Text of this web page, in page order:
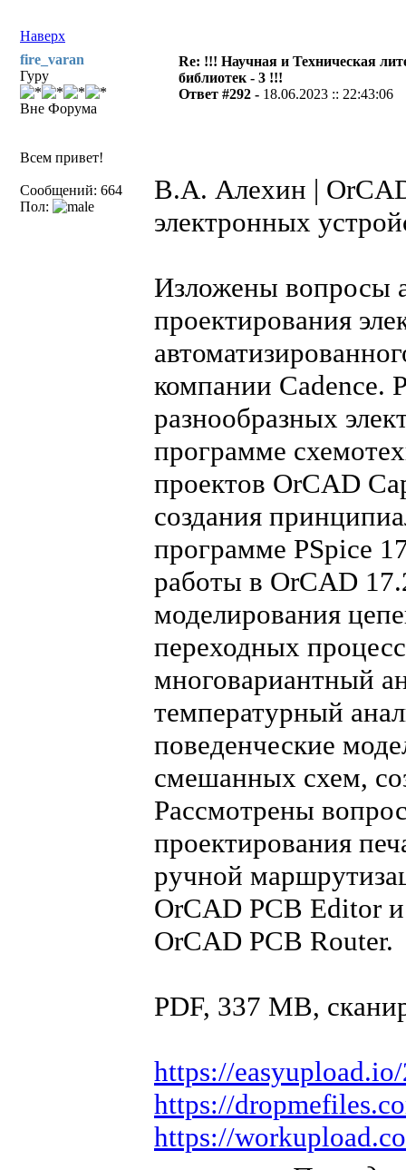
Наверх
fire_varan
Гуру
Вне Форума
Всем привет!
Сообщений: 664
Пол:
Re: !!! Научная и Техническая
библиотек - 3 !!!
Ответ #292 - 18.06.2023 :: 22:43:06
В.А. Алехин |
электронных
Изложены вопросы
проектирования
компании Cadence.
разнообразных
программе
проектов OrCAD
создания
программе PSpice
работы в OrCAD
моделирования
переходных
многовариантный
температурный
поведенческие
смешанных схем,
Рассмотрены
проектирования
ручной
OrCAD PCB Editor
OrCAD PCB Router.
PDF, 337 MB,
https://
https://
https://